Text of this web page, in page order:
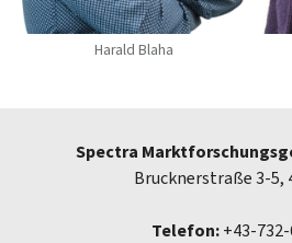
Harald Blaha
Spectra
Brucknerstraße 3-5,
Telefon:+43-